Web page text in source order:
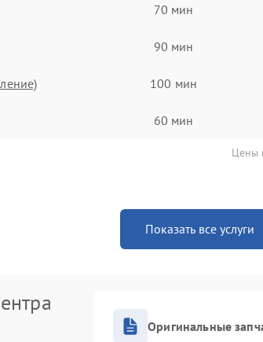
70 мин
90 мин
100 мин
60 мин
Цены
Показать все услуги
Оригинальные